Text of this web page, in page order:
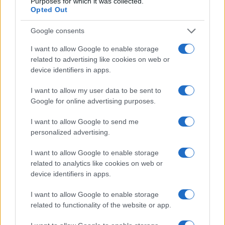
Opted Out
Google consents
I want to allow Google to enable storage
related to advertising like cookies on web or
device identifiers in apps.
I want to allow my user data to be sent to
Google for online advertising purposes.
I want to allow Google to send me
personalized advertising.
I want to allow Google to enable storage
related to analytics like cookies on web or
device identifiers in apps.
I want to allow Google to enable storage
related to functionality of the website or app.
2 5
Quienes somos
Últimas Noticias
Señala una noticia